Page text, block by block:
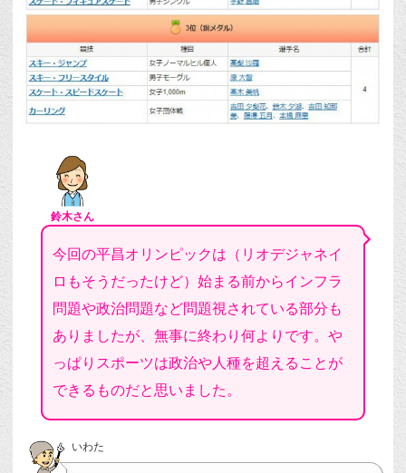
鈴木さん
今回の平昌オリンピックは（リオデジャネイ
ロもそうだったけど）始まる前からインフラ
問題や政治問題など問題視されている部分も
ありましたが、無事に終わり何よりです。や
っぱりスポーツは政治や人種を超えることが
できるものだと思いました。
いわた